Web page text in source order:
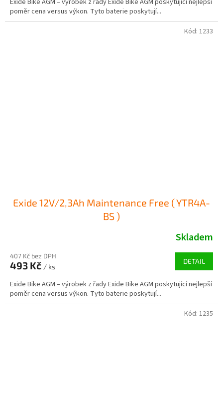
Exide Bike AGM – výrobek z řady Exide Bike AGM poskytující nejlepší
poměr cena versus výkon. Tyto baterie poskytují...
Exide 12V/2,3Ah Maintenance Free ( YTR4A-
BS )
Skladem
407 Kč bez DPH
493 Kč / ks
DETAIL
Exide Bike AGM – výrobek z řady Exide Bike AGM poskytující nejlepší
poměr cena versus výkon. Tyto baterie poskytují...
Kód: 1233
Kód: 1235